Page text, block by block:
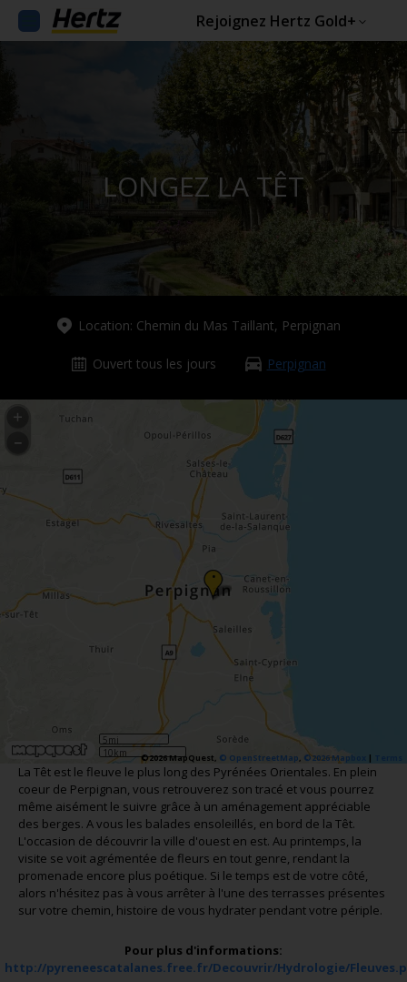
Rejoignez Hertz Gold+
LONGEZ LA TÊT
Location: Chemin du Mas Taillant, Perpignan
Ouvert tous les jours Perpignan
5mi
10km
©2026 MapQuest, © OpenStreetMap, ©2026 Mapbox |
•
La Têt est le fleuve le plus long des Pyrénées Orientales. En plein
coeur de Perpignan, vous retrouverez son tracé et vous pourrez
même aisément le suivre grâce à un aménagement appréciable
des berges. A vous les balades ensoleillés, en bord de la Têt.
L'occasion de découvrir la ville d'ouest en est. Au printemps, la
visite se voit agrémentée de fleurs en tout genre, rendant la
promenade encore plus poétique. Si le temps est de votre côté,
alors n'hésitez pas à vous arrêter à l'une des terrasses présentes
sur votre chemin, histoire de vous hydrater pendant votre périple.
Pour plus d'informations:
http://pyreneescatalanes.free.fr/Decouvrir/Hydrologie/